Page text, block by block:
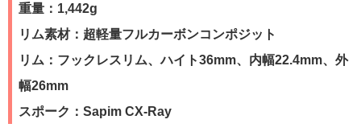
重量：1,442g
リム素材：超軽量フルカーボンコンポジット
リム：フックレスリム、ハイト36mm、内幅22.4mm、外
幅26mm
スポーク：Sapim CX-Ray